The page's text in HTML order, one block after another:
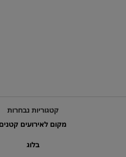
קטגוריות נבחרות
מקום לאירועים
בלוג